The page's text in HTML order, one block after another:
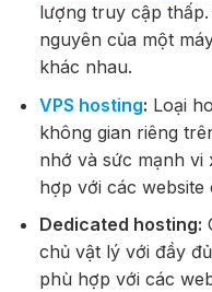
lượng truy cập
nguyên của một
khác nhau.
VPS hosting: Loại
không gian riêng
nhớ và sức mạnh
hợp với các
Dedicated hosting:
chủ vật lý với đầy
phù hợp với các